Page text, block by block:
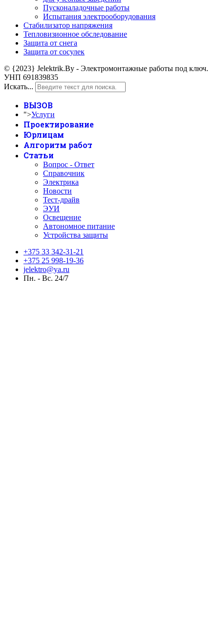
Пусконаладочные работы
Испытания электрооборудования
Стабилизатор напряжения
Тепловизионное обследование
Защита от снега
Защита от сосулек
© {2023} Jelektrik.By - Электромонтажные работы под ключ.
УНП 691839835
Искать...
ВЫЗОВ
">Услуги
Проектирование
Юрлицам
Алгоритм работ
Статьи
Вопрос - Ответ
Справочник
Электрика
Новости
Тест-драйв
ЭУИ
Освещение
Автономное питание
Устройства защиты
+375 33 342-31-21
+375 25 998-19-36
jelektro@ya.ru
Пн. - Вс. 24/7